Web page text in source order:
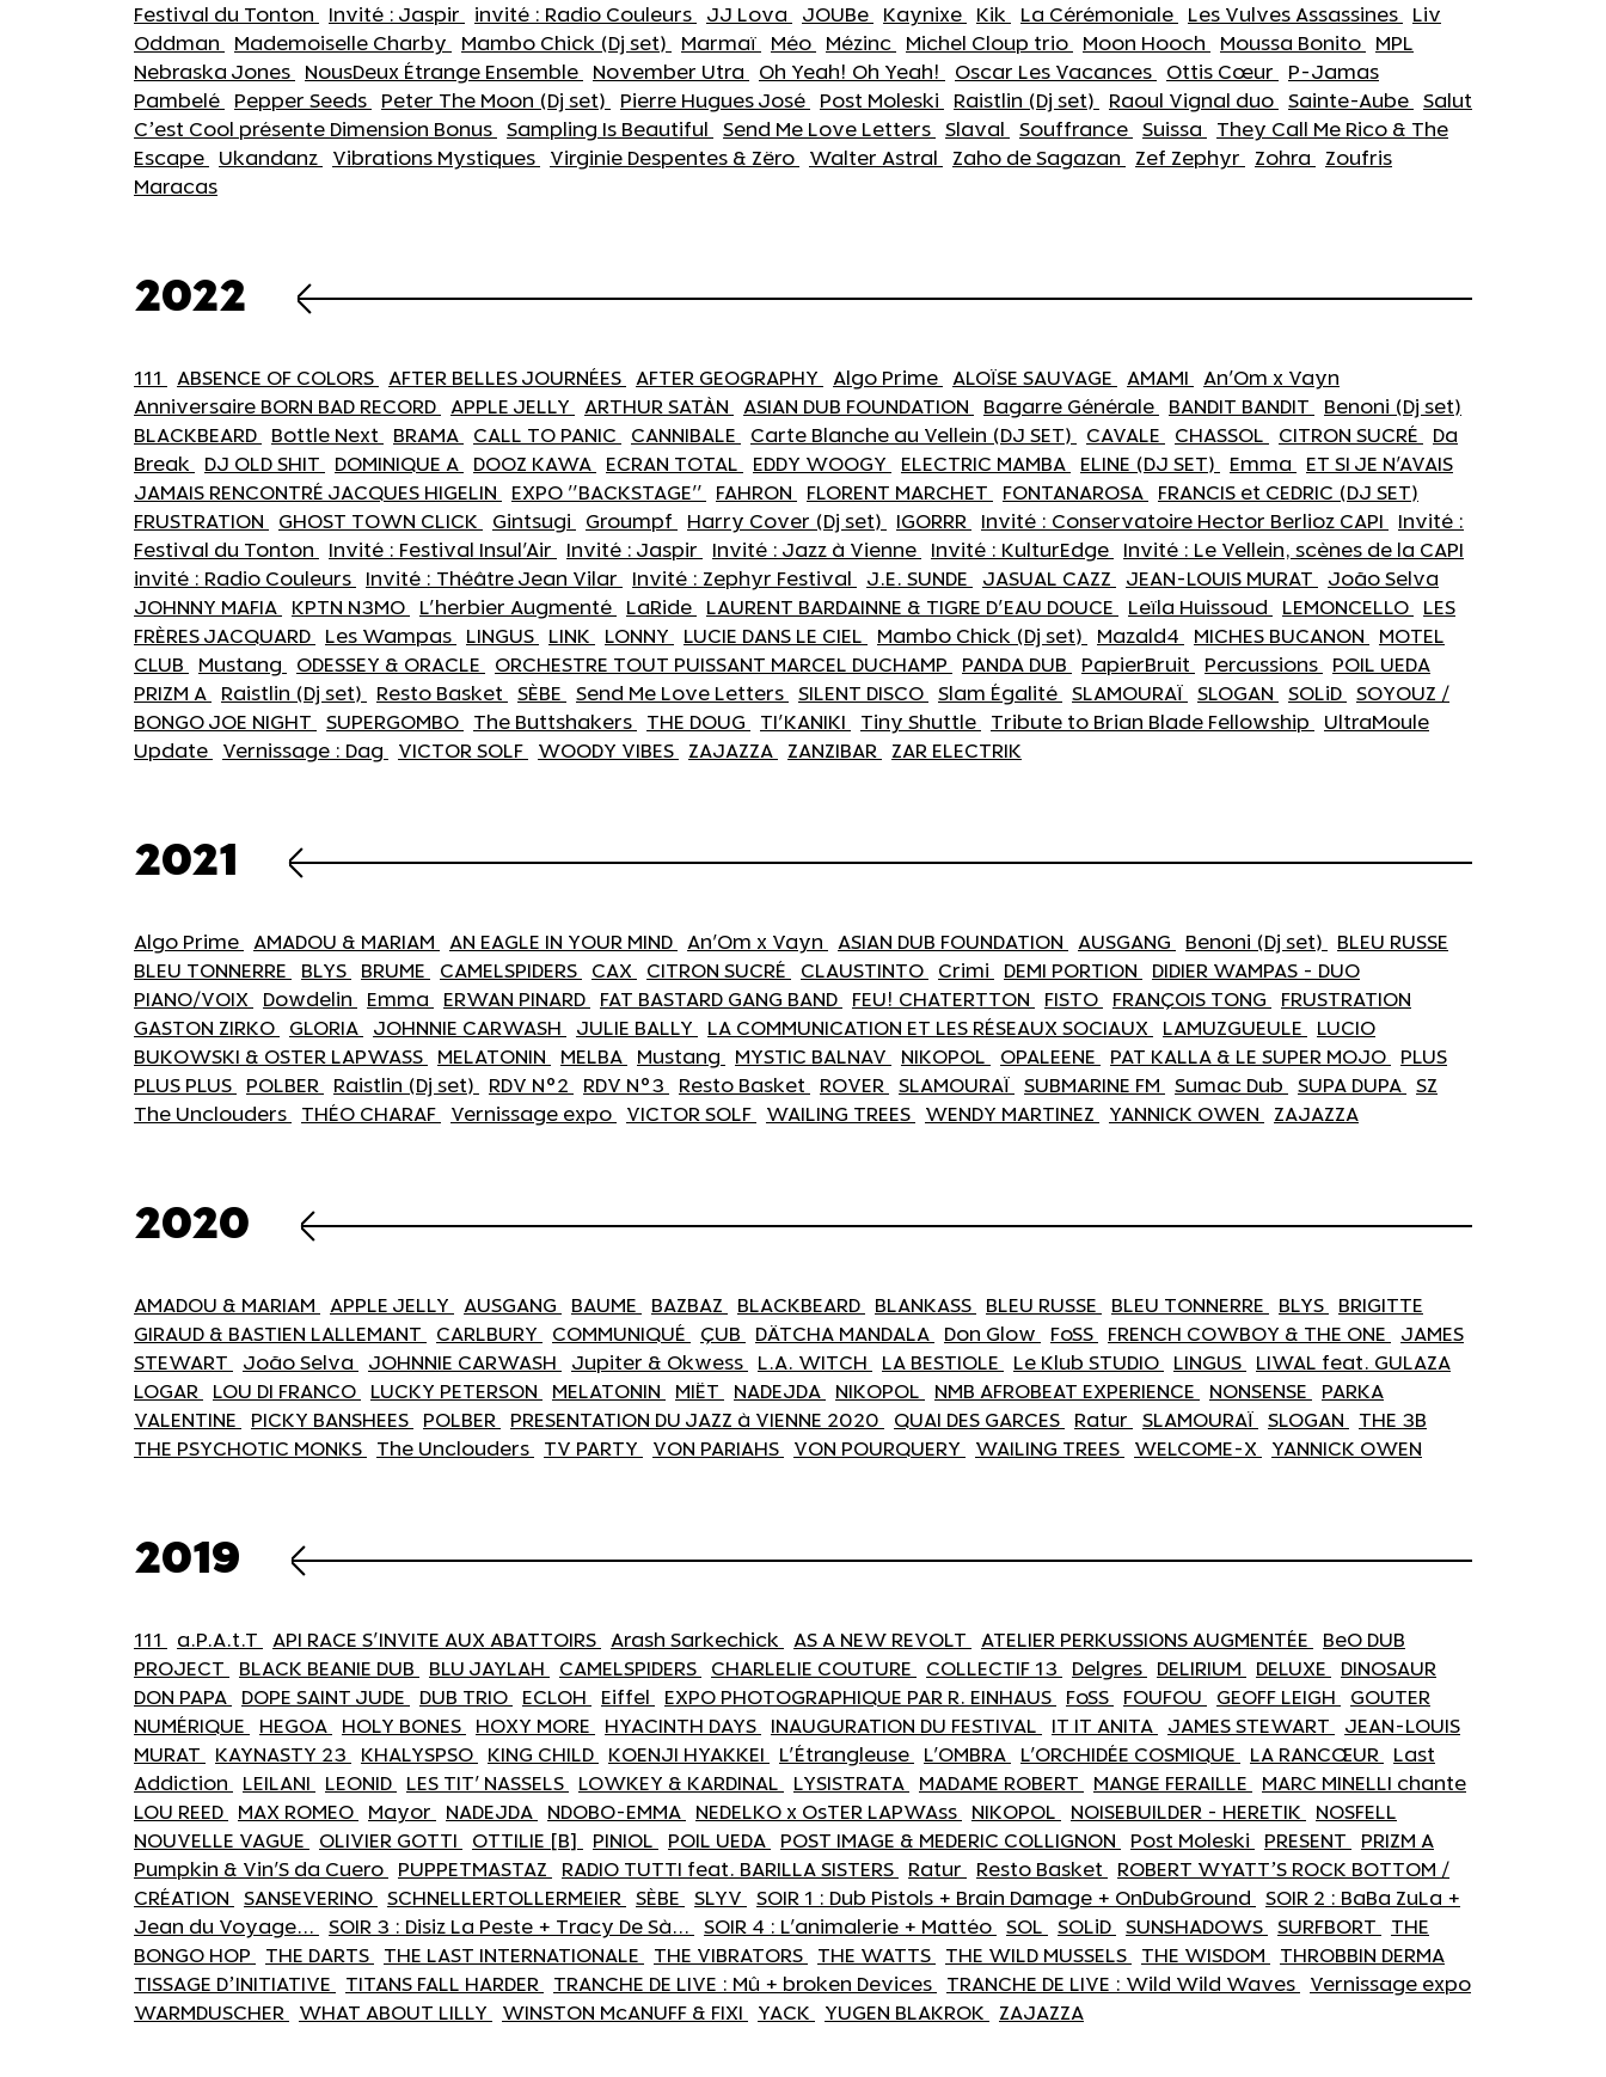
Festival du Tonton
Invité : Jaspir invité : Radio Couleurs JJ Lova JOUBe Kaynixe Kik La Cérémoniale Les Vulves Assassines
Liv
Oddman
Mademoiselle Charby Mambo Chick (Dj set) Marmaï Méo Mézinc Michel Cloup trio Moon Hooch Moussa Bonito
MPL
Nebraska Jones
NousDeux Étrange Ensemble November Utra Oh Yeah! Oh Yeah! Oscar Les Vacances Ottis Cœur
P-Jamas
Pambelé
Pepper Seeds Peter The Moon (Dj set) Pierre Hugues José Post Moleski Raistlin (Dj set) Raoul Vignal duo Sainte-Aube
Salut
C’est Cool présente Dimension Bonus
Sampling Is Beautiful Send Me Love Letters Slaval Souffrance Suissa
They Call Me Rico & The
Escape
Ukandanz Vibrations Mystiques Virginie Despentes & Zëro Walter Astral Zaho de Sagazan Zef Zephyr Zohra
Zoufris
Maracas
2022
111 ABSENCE OF COLORS AFTER BELLES JOURNÉES AFTER GEOGRAPHY Algo Prime ALOÏSE SAUVAGE AMAMI
An'Om x Vayn
Anniversaire BORN BAD RECORD
APPLE JELLY ARTHUR SATÀN ASIAN DUB FOUNDATION Bagarre Générale BANDIT BANDIT
Benoni (Dj set)
BLACKBEARD
Bottle Next BRAMA CALL TO PANIC CANNIBALE Carte Blanche au Vellein (DJ SET) CAVALE CHASSOL CITRON SUCRÉ
Da
Break
DJ OLD SHIT DOMINIQUE A DOOZ KAWA ECRAN TOTAL EDDY WOOGY ELECTRIC MAMBA ELINE (DJ SET) Emma
ET SI JE N'AVAIS
JAMAIS RENCONTRÉ JACQUES HIGELIN
EXPO "BACKSTAGE" FAHRON FLORENT MARCHET FONTANAROSA
FRANCIS et CEDRIC (DJ SET)
FRUSTRATION
GHOST TOWN CLICK Gintsugi Groumpf Harry Cover (Dj set) IGORRR Invité : Conservatoire Hector Berlioz CAPI
Invité :
Festival du Tonton
Invité : Festival Insul'Air Invité : Jaspir Invité : Jazz à Vienne Invité : KulturEdge
Invité : Le Vellein, scènes de la CAPI
invité : Radio Couleurs
Invité : Théâtre Jean Vilar Invité : Zephyr Festival J.E. SUNDE JASUAL CAZZ JEAN-LOUIS MURAT
João Selva
JOHNNY MAFIA
KPTN N3MO L'herbier Augmenté LaRide LAURENT BARDAINNE & TIGRE D'EAU DOUCE Leïla Huissoud LEMONCELLO
LES
FRÈRES JACQUARD
Les Wampas LINGUS LINK LONNY LUCIE DANS LE CIEL Mambo Chick (Dj set) Mazald4 MICHES BUCANON
MOTEL
CLUB
Mustang ODESSEY & ORACLE ORCHESTRE TOUT PUISSANT MARCEL DUCHAMP PANDA DUB PapierBruit Percussions
POIL UEDA
PRIZM A
Raistlin (Dj set) Resto Basket SÈBE Send Me Love Letters SILENT DISCO Slam Égalité SLAMOURAÏ SLOGAN SOLiD
SOYOUZ /
BONGO JOE NIGHT
SUPERGOMBO The Buttshakers THE DOUG TI'KANIKI Tiny Shuttle Tribute to Brian Blade Fellowship
UltraMoule
Update
Vernissage : Dag VICTOR SOLF WOODY VIBES ZAJAZZA ZANZIBAR ZAR ELECTRIK
2021
Algo Prime AMADOU & MARIAM AN EAGLE IN YOUR MIND An'Om x Vayn ASIAN DUB FOUNDATION AUSGANG Benoni (Dj set)
BLEU RUSSE
BLEU TONNERRE
BLYS BRUME CAMELSPIDERS CAX CITRON SUCRÉ CLAUSTINTO Crimi DEMI PORTION
DIDIER WAMPAS - DUO
PIANO/VOIX
Dowdelin Emma ERWAN PINARD FAT BASTARD GANG BAND FEU! CHATERTTON FISTO FRANÇOIS TONG
FRUSTRATION
GASTON ZIRKO
GLORIA JOHNNIE CARWASH JULIE BALLY LA COMMUNICATION ET LES RÉSEAUX SOCIAUX LAMUZGUEULE
LUCIO
BUKOWSKI & OSTER LAPWASS
MELATONIN MELBA Mustang MYSTIC BALNAV NIKOPOL OPALEENE PAT KALLA & LE SUPER MOJO
PLUS
PLUS PLUS
POLBER Raistlin (Dj set) RDV N°2 RDV N°3 Resto Basket ROVER SLAMOURAÏ SUBMARINE FM Sumac Dub SUPA DUPA
SZ
The Unclouders
THÉO CHARAF Vernissage expo VICTOR SOLF WAILING TREES WENDY MARTINEZ YANNICK OWEN ZAJAZZA
2020
AMADOU & MARIAM APPLE JELLY AUSGANG BAUME BAZBAZ BLACKBEARD BLANKASS BLEU RUSSE BLEU TONNERRE BLYS
BRIGITTE
GIRAUD & BASTIEN LALLEMANT
CARLBURY COMMUNIQUÉ ÇUB DÄTCHA MANDALA Don Glow FoSS FRENCH COWBOY & THE ONE
JAMES
STEWART
João Selva JOHNNIE CARWASH Jupiter & Okwess L.A. WITCH LA BESTIOLE Le Klub STUDIO LINGUS
LIWAL feat. GULAZA
LOGAR
LOU DI FRANCO LUCKY PETERSON MELATONIN MIËT NADEJDA NIKOPOL NMB AFROBEAT EXPERIENCE NONSENSE
PARKA
VALENTINE
PICKY BANSHEES POLBER PRESENTATION DU JAZZ à VIENNE 2020 QUAI DES GARCES Ratur SLAMOURAÏ SLOGAN
THE 3B
THE PSYCHOTIC MONKS
The Unclouders TV PARTY VON PARIAHS VON POURQUERY WAILING TREES WELCOME-X YANNICK OWEN
2019
111 a.P.A.t.T API RACE S'INVITE AUX ABATTOIRS Arash Sarkechick AS A NEW REVOLT ATELIER PERKUSSIONS AUGMENTÉE
BeO DUB
PROJECT
BLACK BEANIE DUB BLU JAYLAH CAMELSPIDERS CHARLELIE COUTURE COLLECTIF 13 Delgres DELIRIUM DELUXE
DINOSAUR
DON PAPA
DOPE SAINT JUDE DUB TRIO ECLOH Eiffel EXPO PHOTOGRAPHIQUE PAR R. EINHAUS FoSS FOUFOU GEOFF LEIGH
GOUTER
NUMÉRIQUE
HEGOA HOLY BONES HOXY MORE HYACINTH DAYS INAUGURATION DU FESTIVAL IT IT ANITA JAMES STEWART
JEAN-LOUIS
MURAT
KAYNASTY 23 KHALYSPSO KING CHILD KOENJI HYAKKEI L'Étrangleuse L'OMBRA L'ORCHIDÉE COSMIQUE LA RANCŒUR
Last
Addiction
LEILANI LEONID LES TIT' NASSELS LOWKEY & KARDINAL LYSISTRATA MADAME ROBERT MANGE FERAILLE
MARC MINELLI chante
LOU REED
MAX ROMEO Mayor NADEJDA NDOBO-EMMA NEDELKO x OsTER LAPWAss NIKOPOL NOISEBUILDER - HERETIK
NOSFELL
NOUVELLE VAGUE
OLIVIER GOTTI OTTILIE [B] PINIOL POIL UEDA POST IMAGE & MEDERIC COLLIGNON Post Moleski PRESENT
PRIZM A
Pumpkin & Vin'S da Cuero
PUPPETMASTAZ RADIO TUTTI feat. BARILLA SISTERS Ratur Resto Basket
ROBERT WYATT’S ROCK BOTTOM /
CRÉATION
SANSEVERINO SCHNELLERTOLLERMEIER SÈBE SLYV SOIR 1 : Dub Pistols + Brain Damage + OnDubGround
SOIR 2 : BaBa ZuLa +
Jean du Voyage...
SOIR 3 : Disiz La Peste + Tracy De Sà... SOIR 4 : L'animalerie + Mattéo SOL SOLiD SUNSHADOWS SURFBORT
THE
BONGO HOP
THE DARTS THE LAST INTERNATIONALE THE VIBRATORS THE WATTS THE WILD MUSSELS THE WISDOM
THROBBIN DERMA
TISSAGE D’INITIATIVE
TITANS FALL HARDER TRANCHE DE LIVE : Mû + broken Devices TRANCHE DE LIVE : Wild Wild Waves
Vernissage expo
WARMDUSCHER
WHAT ABOUT LILLY WINSTON McANUFF & FIXI YACK YUGEN BLAKROK ZAJAZZA